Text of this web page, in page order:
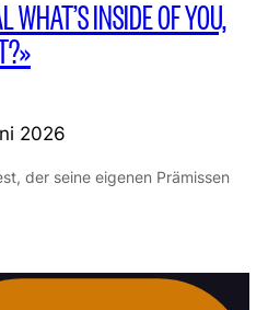
WHAT’S INSIDE OF YOU,
2026
der seine eigenen Prämissen